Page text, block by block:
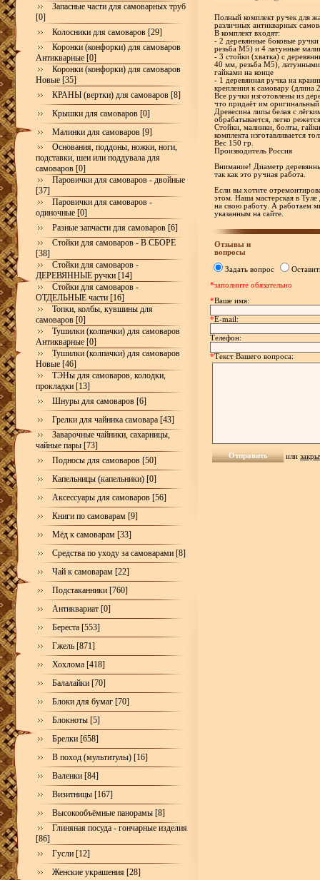
Запасные части для самоварных труб
[0]
Колосники для самоваров [29]
Коронки (конфорки) для самоваров
Антикварные [0]
Коронки (конфорки) для самоваров
Новые [35]
КРАНЫ (вертки) для самоваров [8]
Крышки для самоваров [0]
Малинки для самоваров [9]
Основания, поддоны, ножки, ноги,
подставки, шеи или поддувала для
самоваров [0]
Паровички для самоваров - двойные
[37]
Паровички для самоваров -
одиночные [0]
Разные запчасти для самоваров [6]
Стойки для самоваров - В СБОРЕ
[38]
Стойки для самоваров -
ДЕРЕВЯННЫЕ ручки [14]
Стойки для самоваров -
ОТДЕЛЬНЫЕ части [16]
Топки, колбы, кувшины для
самоваров [0]
Тушилки (колпачки) для самоваров
Антикварные [0]
Тушилки (колпачки) для самоваров
Новые [46]
ТЭНы для самоваров, колодки,
прокладки [13]
Шнуры для самоваров [6]
Грелки для чайника самовара [43]
Заварочные чайники, сахарницы,
чайные пары [73]
Подносы для самоваров [50]
Капельницы (капельники) [0]
Аксессуары для самоваров [56]
Книги по самоварам [9]
Мёд к самоварам [33]
Средства по уходу за самоварами [8]
Чай к самоварам [22]
Подстаканники [760]
Антиквариат [0]
Береста [553]
Гжель [871]
Хохлома [418]
Балалайки [70]
Блоки для бумаг [70]
Блокноты [5]
Брелки [658]
В поход (мультитулы) [16]
Валенки [84]
Визитницы [167]
Высокообъёмные панорамы [8]
Глиняная посуда - гончарные изделия
[86]
Гусли [12]
Женские украшения [28]
Полный комплект ручек для
различных антикварных
В комплект входят:
- 2 деревянные боковые
резьба М5) и 4 латунные
- 3 стойки (хватка) с
40 мм, резьба М5),
гайками на конце
- 1 деревянная ручка на
крепления к самовару
Все ручки изготовлены из
что придаёт им
Древесина липы белая с
обрабатывается, легко
Стойки, малинки, болты,
комплекта изготавливается
Вес 150 гр.
Производитель Россия
Внимание! Диаметр
так как это ручная работа.
Если вы хотите
этом. Наша мастерская в
на свою работу. А работаем
указанным на сайте.
Отзывы и
вопросы
Задать вопрос
*заполните обязательно
*Ваше имя:
*E-mail:
Телефон:
*Текст Вашего вопроса:
или